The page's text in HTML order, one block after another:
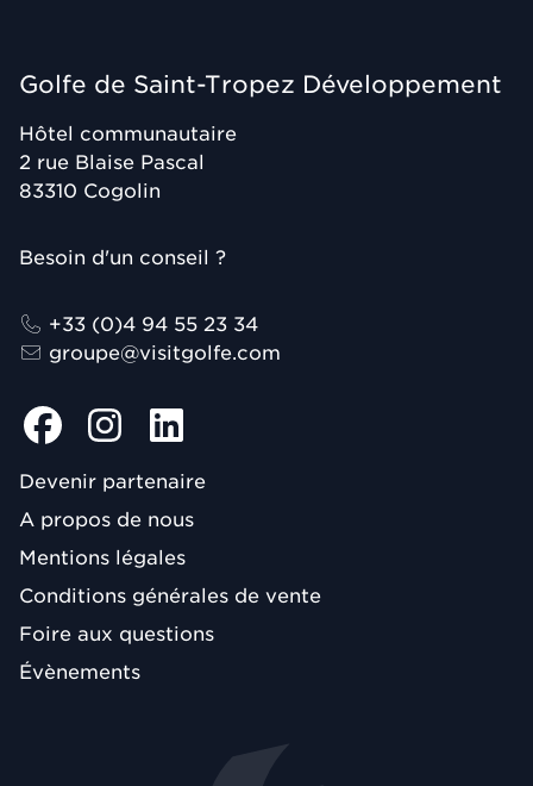
Golfe de Saint-Tropez Développement
Hôtel communautaire
2 rue Blaise Pascal
83310 Cogolin
Besoin d'un conseil ?
+33 (0)4 94 55 23 34
groupe@visitgolfe.com
Devenir partenaire
A propos de nous
Mentions légales
Conditions générales de vente
Foire aux questions
Évènements